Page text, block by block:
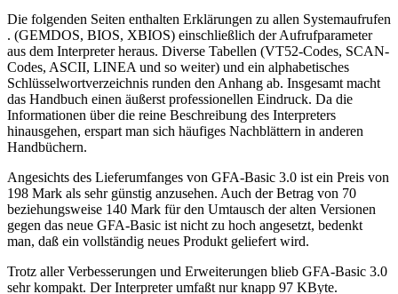
Die folgenden Seiten enthalten Erklärungen zu allen Systemaufrufen
. (GEMDOS, BIOS, XBIOS) einschließlich der Aufrufparameter
aus dem Interpreter heraus. Diverse Tabellen (VT52-Codes, SCAN-
Codes, ASCII, LINEA und so weiter) und ein alphabetisches
Schlüsselwortverzeichnis runden den Anhang ab. Insgesamt macht
das Handbuch einen äußerst professionellen Eindruck. Da die
Informationen über die reine Beschreibung des Interpreters
hinausgehen, erspart man sich häufiges Nachblättern in anderen
Handbüchern.
Angesichts des Lieferumfanges von GFA-Basic 3.0 ist ein Preis von
198 Mark als sehr günstig anzusehen. Auch der Betrag von 70
beziehungsweise 140 Mark für den Umtausch der alten Versionen
gegen das neue GFA-Basic ist nicht zu hoch angesetzt, bedenkt
man, daß ein vollständig neues Produkt geliefert wird.
Trotz aller Verbesserungen und Erweiterungen blieb GFA-Basic 3.0
sehr kompakt. Der Interpreter umfaßt nur knapp 97 KByte.